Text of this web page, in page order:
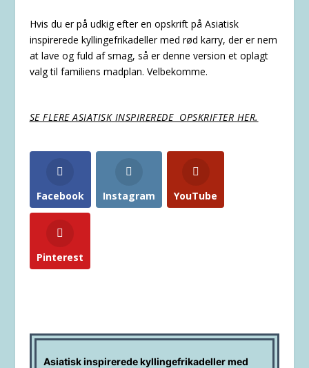
Hvis du er på udkig efter en opskrift på Asiatisk
inspirerede kyllingefrikadeller med rød karry, der er nem
at lave og fuld af smag, så er denne version et oplagt
valg til familiens madplan. Velbekomme.
SE FLERE ASIATISK INSPIREREDE OPSKRIFTER HER.
Facebook Instagram YouTube
Pinterest
Asiatisk inspirerede kyllingefrikadeller med